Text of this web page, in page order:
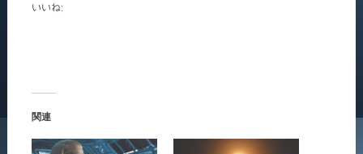
いいね:
関連